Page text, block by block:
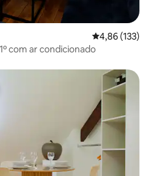
Classificação
4,86 (133)
com ar condicionado